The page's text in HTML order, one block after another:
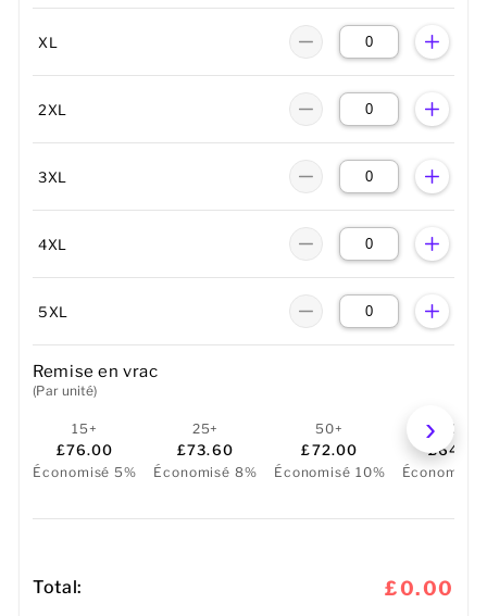
XL
2XL
3XL
4XL
5XL
Remise en vrac
(Par unité)
15+
£76.00
Économisé 5%
25+
£73.60
Économisé 8%
50+
£72.00
Économisé 10%
100+
£64.80
Économisé
Total: £0.00